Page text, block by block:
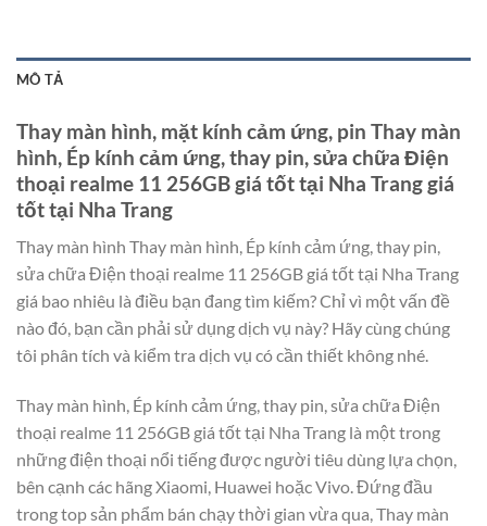
MÔ TẢ
Thay màn hình, mặt kính cảm ứng, pin Thay màn
hình, Ép kính cảm ứng, thay pin, sửa chữa Điện
thoại realme 11 256GB giá tốt tại Nha Trang giá
tốt tại Nha Trang
Thay màn hình Thay màn hình, Ép kính cảm ứng, thay pin,
sửa chữa Điện thoại realme 11 256GB giá tốt tại Nha Trang
giá bao nhiêu là điều bạn đang tìm kiếm? Chỉ vì một vấn đề
nào đó, bạn cần phải sử dụng dịch vụ này? Hãy cùng chúng
tôi phân tích và kiểm tra dịch vụ có cần thiết không nhé.
Thay màn hình, Ép kính cảm ứng, thay pin, sửa chữa Điện
thoại realme 11 256GB giá tốt tại Nha Trang là một trong
những điện thoại nổi tiếng được người tiêu dùng lựa chọn,
bên cạnh các hãng Xiaomi, Huawei hoặc Vivo. Đứng đầu
trong top sản phẩm bán chạy thời gian vừa qua, Thay màn